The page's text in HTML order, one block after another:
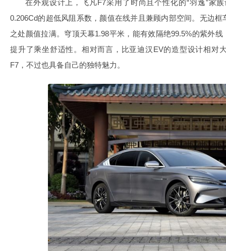
在外观设计上，飞凡F7采用了时尚且个性化的“羽逸”家
0.206Cd的超低风阻系数，颜值在线并且兼顾内部空间。无边
之处颜值拉满。穹顶天幕1.98平米，能有效隔绝99.5%的紫外
提升了乘坐舒适性。相对而言，比亚迪汉EV的造型设计相对
F7，不过也具备自己的独特魅力。